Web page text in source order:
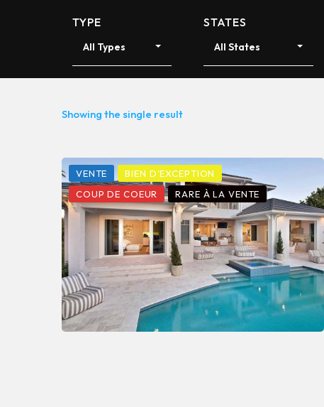
TYPE
All Types
STATES
All States
Showing the single result
VENTE
BIEN D'EXCEPTION
COUP DE COEUR
RARE À LA VENTE